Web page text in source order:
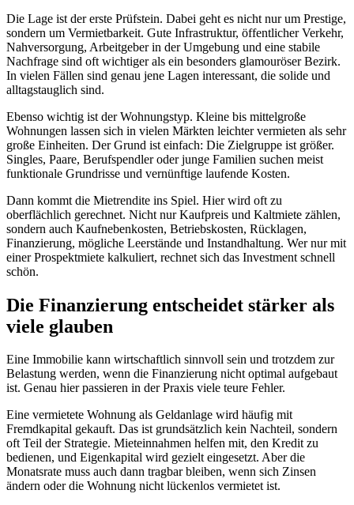
Die Lage ist der erste Prüfstein. Dabei geht es nicht nur um Prestige,
sondern um Vermietbarkeit. Gute Infrastruktur, öffentlicher Verkehr,
Nahversorgung, Arbeitgeber in der Umgebung und eine stabile
Nachfrage sind oft wichtiger als ein besonders glamouröser Bezirk.
In vielen Fällen sind genau jene Lagen interessant, die solide und
alltagstauglich sind.
Ebenso wichtig ist der Wohnungstyp. Kleine bis mittelgroße
Wohnungen lassen sich in vielen Märkten leichter vermieten als sehr
große Einheiten. Der Grund ist einfach: Die Zielgruppe ist größer.
Singles, Paare, Berufspendler oder junge Familien suchen meist
funktionale Grundrisse und vernünftige laufende Kosten.
Dann kommt die Mietrendite ins Spiel. Hier wird oft zu
oberflächlich gerechnet. Nicht nur Kaufpreis und Kaltmiete zählen,
sondern auch Kaufnebenkosten, Betriebskosten, Rücklagen,
Finanzierung, mögliche Leerstände und Instandhaltung. Wer nur mit
einer Prospektmiete kalkuliert, rechnet sich das Investment schnell
schön.
Die Finanzierung entscheidet stärker als
viele glauben
Eine Immobilie kann wirtschaftlich sinnvoll sein und trotzdem zur
Belastung werden, wenn die Finanzierung nicht optimal aufgebaut
ist. Genau hier passieren in der Praxis viele teure Fehler.
Eine vermietete Wohnung als Geldanlage wird häufig mit
Fremdkapital gekauft. Das ist grundsätzlich kein Nachteil, sondern
oft Teil der Strategie. Mieteinnahmen helfen mit, den Kredit zu
bedienen, und Eigenkapital wird gezielt eingesetzt. Aber die
Monatsrate muss auch dann tragbar bleiben, wenn sich Zinsen
ändern oder die Wohnung nicht lückenlos vermietet ist.